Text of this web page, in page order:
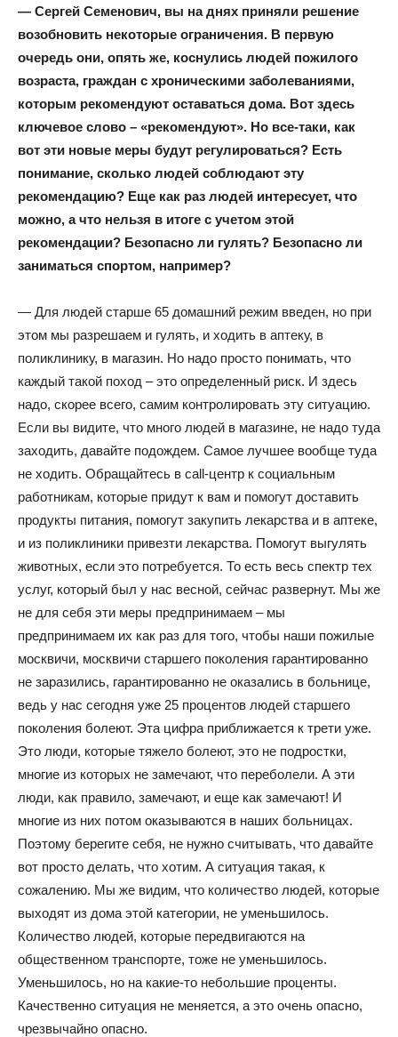
— Сергей Семенович, вы на днях приняли решение
возобновить некоторые ограничения. В первую
очередь они, опять же, коснулись людей пожилого
возраста, граждан с хроническими заболеваниями,
которым рекомендуют оставаться дома. Вот здесь
ключевое слово – «рекомендуют». Но все-таки, как
вот эти новые меры будут регулироваться? Есть
понимание, сколько людей соблюдают эту
рекомендацию? Еще как раз людей интересует, что
можно, а что нельзя в итоге с учетом этой
рекомендации? Безопасно ли гулять? Безопасно ли
заниматься спортом, например?
— Для людей старше 65 домашний режим введен, но при
этом мы разрешаем и гулять, и ходить в аптеку, в
поликлинику, в магазин. Но надо просто понимать, что
каждый такой поход – это определенный риск. И здесь
надо, скорее всего, самим контролировать эту ситуацию.
Если вы видите, что много людей в магазине, не надо туда
заходить, давайте подождем. Самое лучшее вообще туда
не ходить. Обращайтесь в call-центр к социальным
работникам, которые придут к вам и помогут доставить
продукты питания, помогут закупить лекарства и в аптеке,
и из поликлиники привезти лекарства. Помогут выгулять
животных, если это потребуется. То есть весь спектр тех
услуг, который был у нас весной, сейчас развернут. Мы же
не для себя эти меры предпринимаем – мы
предпринимаем их как раз для того, чтобы наши пожилые
москвичи, москвичи старшего поколения гарантированно
не заразились, гарантированно не оказались в больнице,
ведь у нас сегодня уже 25 процентов людей старшего
поколения болеют. Эта цифра приближается к трети уже.
Это люди, которые тяжело болеют, это не подростки,
многие из которых не замечают, что переболели. А эти
люди, как правило, замечают, и еще как замечают! И
многие из них потом оказываются в наших больницах.
Поэтому берегите себя, не нужно считывать, что давайте
вот просто делать, что хотим. А ситуация такая, к
сожалению. Мы же видим, что количество людей, которые
выходят из дома этой категории, не уменьшилось.
Количество людей, которые передвигаются на
общественном транспорте, тоже не уменьшилось.
Уменьшилось, но на какие-то небольшие проценты.
Качественно ситуация не меняется, а это очень опасно,
чрезвычайно опасно.